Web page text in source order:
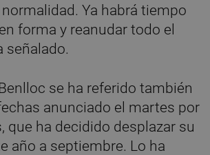
Ya habrá tiempo
forma y reanudar todo el
señalado.
se ha referido también
anunciado el martes por
que ha decidido desplazar su
año a septiembre. Lo ha